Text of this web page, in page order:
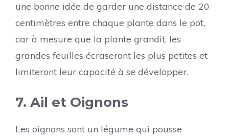
une bonne idée de garder une distance de 20
centimètres entre chaque plante dans le pot,
car à mesure que la plante grandit, les
grandes feuilles écraseront les plus petites et
limiteront leur capacité à se développer.
7. Ail et Oignons
Les oignons sont un légume qui pousse